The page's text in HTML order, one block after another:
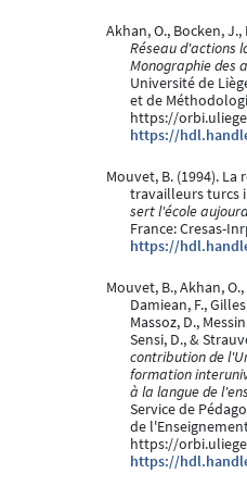
Akhan, O., Bocken, J.,
Réseau d'actions
Monographie des
Université de
et de
https://
https://
Mouvet, B. (1994).
travailleurs turcs
sert l'école
France: Cresas-
https://
Mouvet, B., Akhan,
Damiean, F.,
Massoz, D.,
Sensi, D., &
contribution de
formation
à la langue de
Service de
de
https://
https://